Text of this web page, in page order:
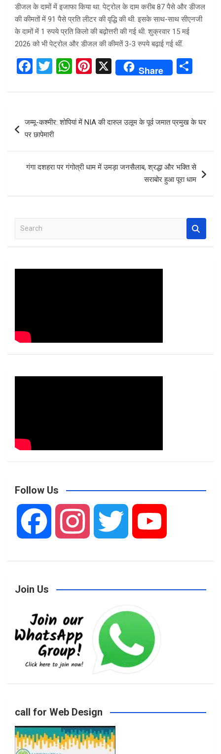
डीजल के दामों में इजाफा किया था. पेट्रोल के दाम करीब 87 पैसे और डीजल
की कीमतों में 91 पैसे प्रति लीटर की वृद्धि की थी. इसके साथ-साथ सीएनजी
के दामों में 1 रुपये प्रति किलो की बढ़ोत्तरी की गई थी. शुक्रवार 15 मई
2026 को भी पेट्रोल और डीजल की कीमतें 3-3 रुपये बढ़ाई गई थीं.
F
ce
o
k
T
tt
er
W
at
s
A
p
Pi
er
es
t
X Share
ar
navigation
जम्मू-कश्मीर: शोपियां में NIA की दारुल उलूम के पूर्व जमात प्रमुख के घर
पर छापेमारी
गंगा दशहरा पर गंगोत्री धाम में उमड़ा जनसैलाब, श्रद्धा और भक्ति से
सराबोर हुआ पूरा धाम
a
Follow Us
e
b
o
s
r
i u
Join Us
call for Web Design